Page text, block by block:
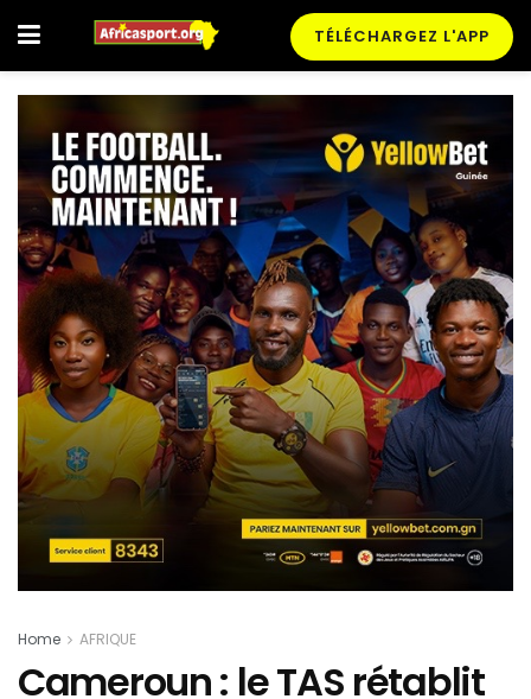
TÉLÉCHARGEZ L'APP
Home AFRIQUE
Cameroun : le TAS rétablit